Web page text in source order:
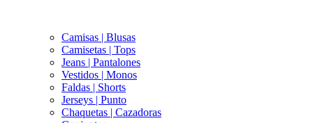
Camisas | Blusas
Camisetas | Tops
Jeans | Pantalones
Vestidos | Monos
Faldas | Shorts
Jerseys | Punto
Chaquetas | Cazadoras